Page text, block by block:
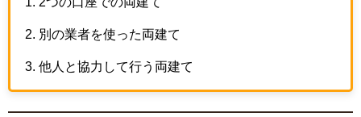
別の業者を使った両建て
他人と協力して行う両建て